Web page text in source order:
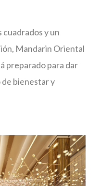
cuadrados y un
Mandarin Oriental
preparado para dar
de bienestar y